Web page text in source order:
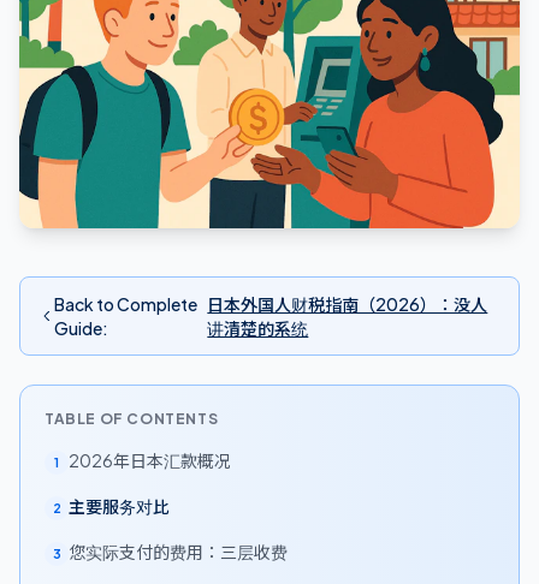
Back to Complete
Guide:
日本外国人财税指南（2026）：没人
讲清楚的系统
TABLE OF CONTENTS
1 2026年日本汇款概况
2 主要服务对比
3 您实际支付的费用：三层收费